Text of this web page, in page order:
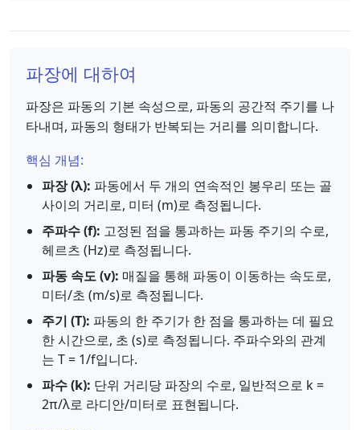
파장에 대하여
파장은 파동의 기본 속성으로, 파동의 공간적 주기를 나
타내며, 파동의 형태가 반복되는 거리를 의미합니다.
핵심 개념:
파장 (λ): 파동에서 두 개의 연속적인 봉우리 또는 골
사이의 거리로, 미터 (m)로 측정됩니다.
주파수 (f): 고정된 점을 통과하는 파동 주기의 수로,
헤르츠 (Hz)로 측정됩니다.
파동 속도 (v): 매질을 통해 파동이 이동하는 속도로,
미터/초 (m/s)로 측정됩니다.
주기 (T): 파동의 한 주기가 한 점을 통과하는 데 필요
한 시간으로, 초 (s)로 측정됩니다. 주파수와의 관계
는 T = 1/f입니다.
파수 (k): 단위 거리당 파장의 수로, 일반적으로 k =
2π/λ로 라디안/미터로 표현됩니다.